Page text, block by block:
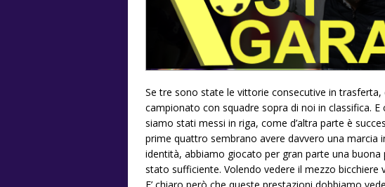
Se tre sono state le vittorie consecutive in
campionato con squadre sopra di noi in classifica.
siamo stati messi in riga, come d’altra parte è
prime quattro sembrano avere davvero una marcia
identità, abbiamo giocato per gran parte una
stato sufficiente. Volendo vedere il mezzo
E’ chiaro però che queste prestazioni dobbiamo